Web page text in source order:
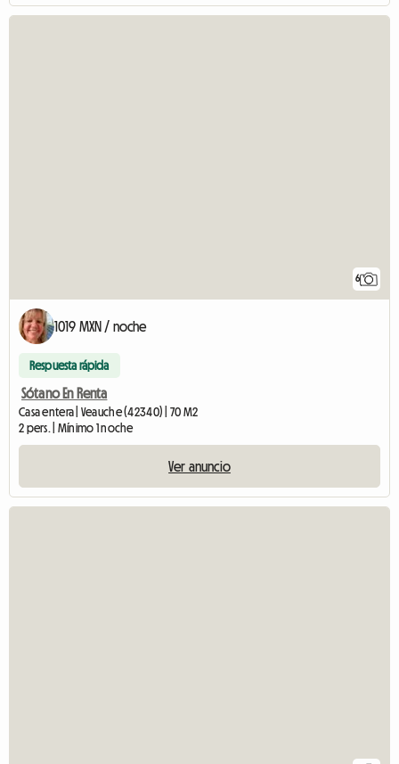
6
1019 MXN / noche
Respuesta rápida
Sótano En Renta
Casa entera | Veauche (42340) | 70 M2
2 pers. | Mínimo 1 noche
Ver anuncio